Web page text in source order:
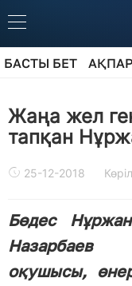
БАСТЫ БЕТ
Жаңа жел
тапқан
25-12-2018
Бөдес
Назарбаев
оқушысы,